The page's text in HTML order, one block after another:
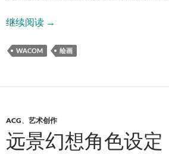
继续阅读影拓CTL4100数位板两年使用
→
WACOM 绘画
ACG、 艺术创作
远景幻想角色设定